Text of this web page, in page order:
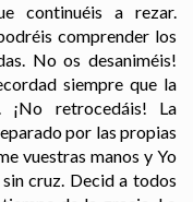
continuéis a rezar.
comprender los
No os desaniméis!
siempre que la
retrocedáis! La
por las propias
vuestras manos y Yo
cruz. Decid a todos